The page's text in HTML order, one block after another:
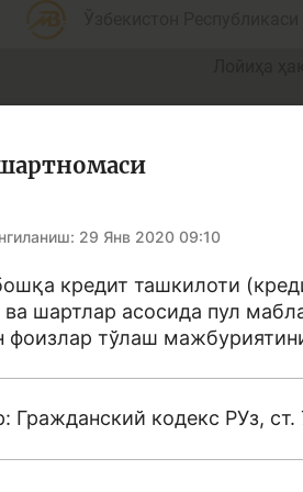
учун Пул
Луғат
29 Янв 2020 09:10
кредит ташкилоти
шартлар асосида пул
фоизлар тўлаш
Гражданский кодекс РУз, ст.